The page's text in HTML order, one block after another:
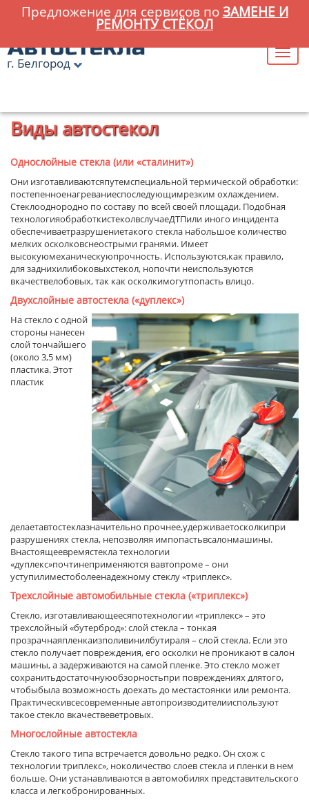
Предложение для сервисов по ЗАМЕНЕ И
РЕМОНТУ СТЁКОЛ
г. Белгород
Виды автостекол
Однослойные стекла (или «сталинит»)
Они изготавливаютсяпутемспециальной термической обработки:
постепенноенагреваниеспоследующимрезким охлаждением.
Стеклооднородно по составу по всей своей площади. Подобная
технологияобработкистеколвслучаеДТПили иного инцидента
обеспечиваетразрушениетакого стекла набольшое количество
мелких осколковснеострыми гранями. Имеет
высокуюмеханическуюпрочность. Используются,как правило,
для заднихилибоковыхстекол, нопочти неиспользуются
вкачествелобовых, так как осколкимогутпопасть влицо.
Двухслойные автостекла («дуплекс»)
На стекло с одной
стороны нанесен
слой тончайшего
(около 3,5 мм)
пластика. Этот
пластик
делаетавтостеклазначительно прочнее,удерживаетосколкипри
разрушениях стекла, непозволяя импопастьвсалонмашины.
Внастоящеевремястекла технологии
«дуплекс»почтинеприменяются вавтопроме – они
уступилиместоболеенадежному стеклу «триплекс».
Трехслойные автомобильные стекла («триплекс»)
Стекло, изготавливающеесяпотехнологии «триплекс» – это
трехслойный «бутерброд»: слой стекла – тонкая
прозрачнаяпленкаизполивинилбутираля – слой стекла. Если это
стекло получает повреждения, его осколки не проникают в салон
машины, а задерживаются на самой пленке. Это стекло может
сохранитьдостаточнуюобзорностьпри повреждениях длятого,
чтобыбыла возможность доехать до местастоянки или ремонта.
Практическивсесовременные автопроизводителииспользуют
такое стекло вкачествеветровых.
Многослойные автостекла
Стекло такого типа встречается довольно редко. Он схож с
технологии триплекс», ноколичество слоев стекла и пленки в нем
больше. Они устанавливаются в автомобилях представительского
класса и легкобронированных.